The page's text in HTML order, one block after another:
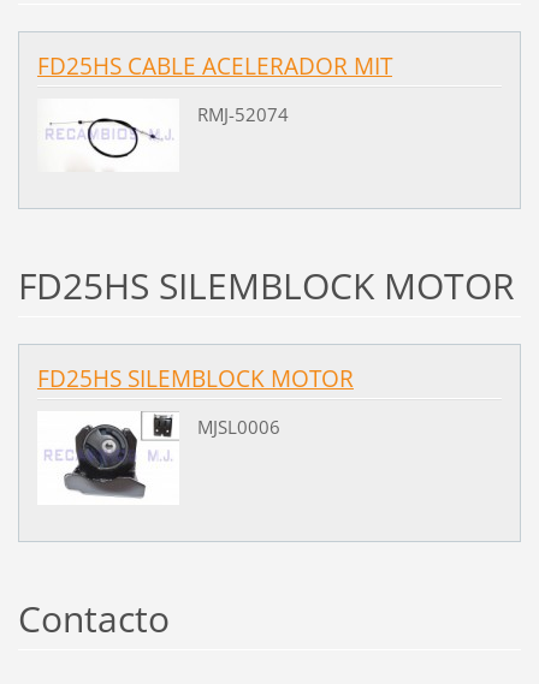
FD25HS CABLE ACELERADOR MIT
RMJ-52074
FD25HS SILEMBLOCK MOTOR
FD25HS SILEMBLOCK MOTOR
MJSL0006
Contacto